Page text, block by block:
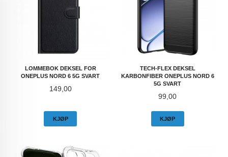
LOMMEBOK DEKSEL FOR
ONEPLUS NORD 6 5G SVART
Pris
149,00
KJØP
TECH-FLEX DEKSEL
KARBONFIBER ONEPLUS NORD 6
5G SVART
Pris
99,00
KJØP